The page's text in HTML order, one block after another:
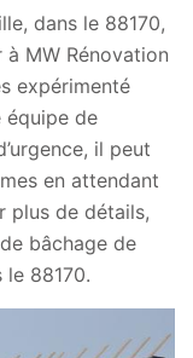
dans le 88170,
MW Rénovation
expérimenté
équipe de
il peut
en attendant
plus de détails,
bâchage de
88170.